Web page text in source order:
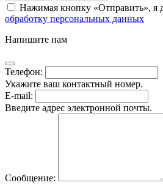
Нажимая кнопку Отправить , я
обработку персональных данных
Напишите нам
Телефон:
Укажите ваш контактный номер.
E-mail:
Введите адрес электронной почты.
Сообщение: